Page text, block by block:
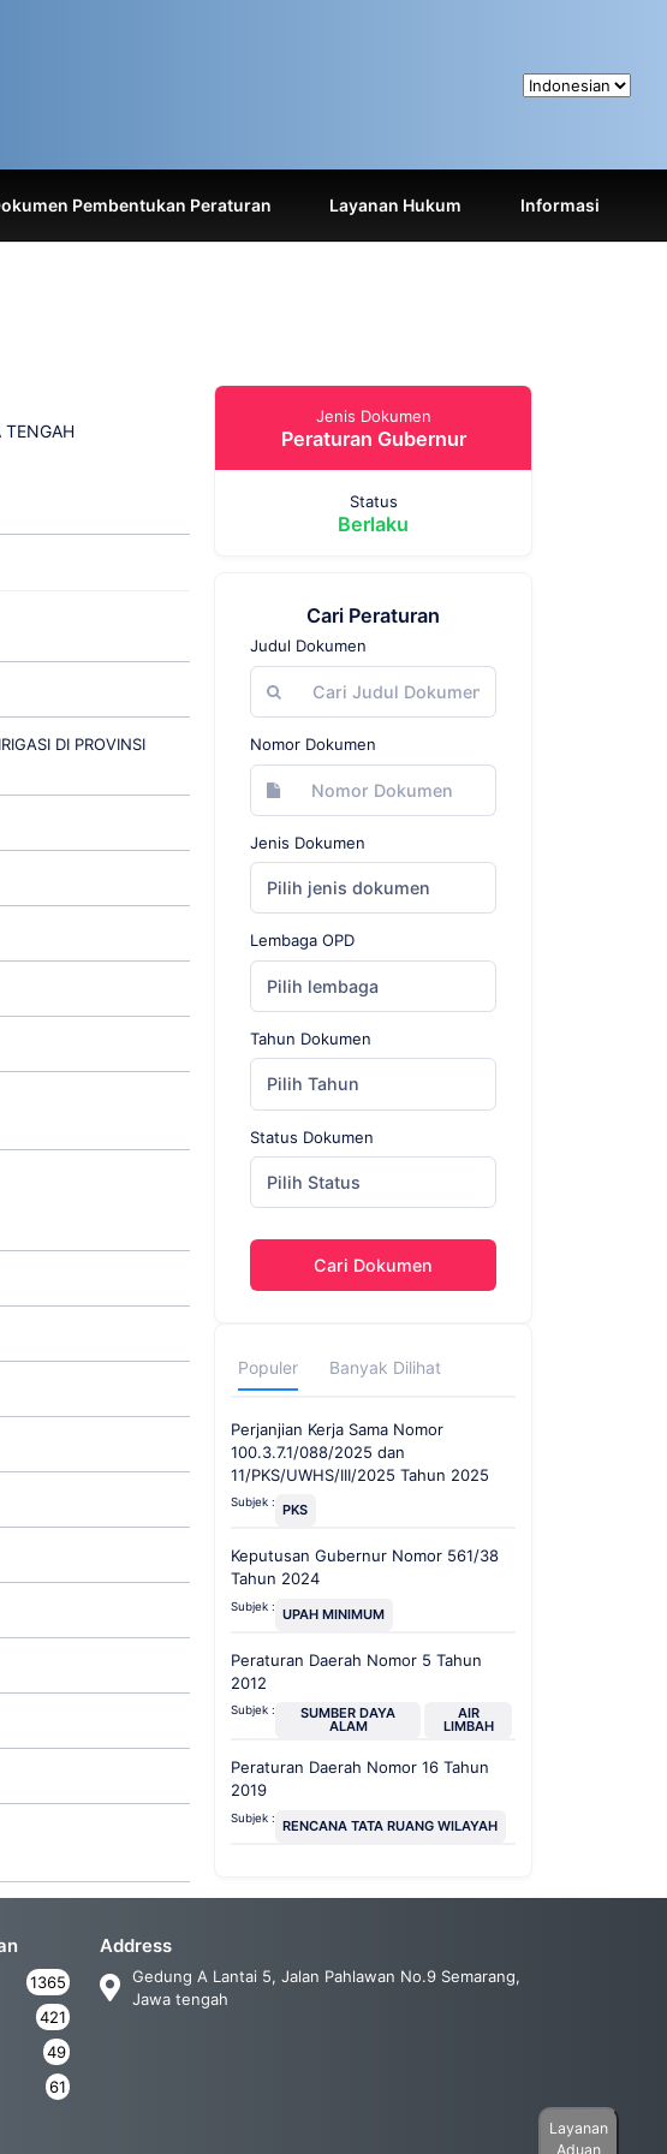
Pembentukan Peraturan Layanan Hukum Informasi
TENGAH
DI PROVINSI
Jenis Dokumen
Peraturan Gubernur
Status
Berlaku
Cari Peraturan
Judul Dokumen
Nomor Dokumen
Jenis Dokumen
Pilih jenis dokumen
Lembaga OPD
Pilih lembaga
Tahun Dokumen
Pilih Tahun
Status Dokumen
Pilih Status
Cari Dokumen
Populer Banyak Dilihat
Perjanjian Kerja Sama Nomor
100.3.7.1/088/2025 dan
11/PKS/UWHS/III/2025 Tahun 2025
Subjek : PKS
Keputusan Gubernur Nomor 561/38
Tahun 2024
Subjek : UPAH MINIMUM
Peraturan Daerah Nomor 5 Tahun
2012
Subjek : SUMBER DAYA
ALAM
AIR
LIMBAH
Peraturan Daerah Nomor 16 Tahun
2019
Subjek : RENCANA TATA RUANG WILAYAH
1365
421
49
61
Address
Gedung A Lantai 5, Jalan Pahlawan No.9 Semarang,
Jawa tengah
Layanan
Aduan